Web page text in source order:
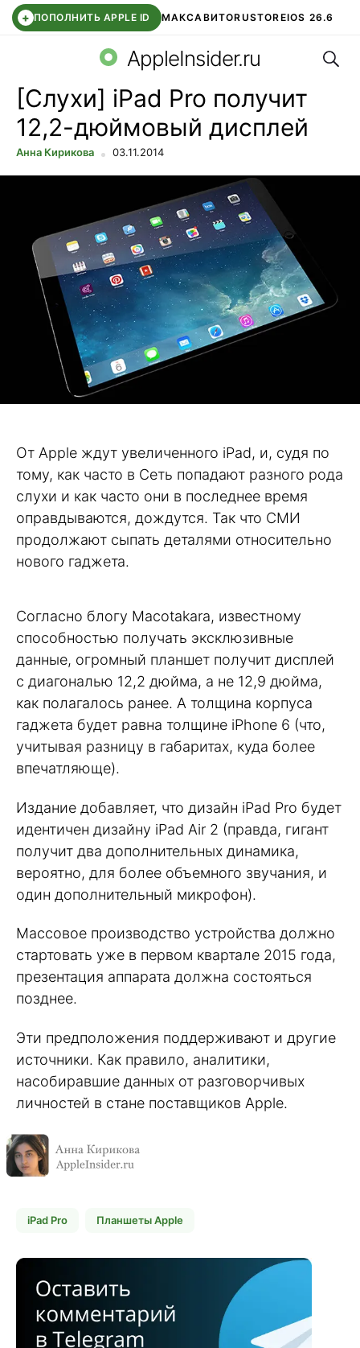
+ ПОПОЛНИТЬ APPLE ID МАКСАВИТОRUSTOREIOS 26.6
СБЕР КИДС ВТБ ОНЛАЙН ЧАТ В ROBLOX
AppleInsider.ru
[Слухи] iPad Pro получит
12,2-дюймовый дисплей
Анна Кирикова 03.11.2014
От Apple ждут увеличенного iPad, и, судя по
тому, как часто в Сеть попадают разного рода
слухи и как часто они в последнее время
оправдываются, дождутся. Так что СМИ
продолжают сыпать деталями относительно
нового гаджета.
Согласно блогу Macotakara, известному
способностью получать эксклюзивные
данные, огромный планшет получит дисплей
с диагональю 12,2 дюйма, а не 12,9 дюйма,
как полагалось ранее. А толщина корпуса
гаджета будет равна толщине iPhone 6 (что,
учитывая разницу в габаритах, куда более
впечатляюще).
Издание добавляет, что дизайн iPad Pro будет
идентичен дизайну iPad Air 2 (правда, гигант
получит два дополнительных динамика,
вероятно, для более объемного звучания, и
один дополнительный микрофон).
Массовое производство устройства должно
стартовать уже в первом квартале 2015 года,
презентация аппарата должна состояться
позднее.
Эти предположения поддерживают и другие
источники. Как правило, аналитики,
насобиравшие данных от разговорчивых
личностей в стане поставщиков Apple.
iPad Pro Планшеты Apple